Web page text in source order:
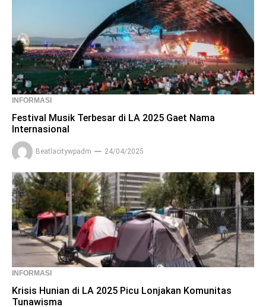
INFORMASI
Festival Musik Terbesar di LA 2025 Gaet Nama
Internasional
Beatlacitywpadm 24/04/2025
INFORMASI
Krisis Hunian di LA 2025 Picu Lonjakan Komunitas
Tunawisma